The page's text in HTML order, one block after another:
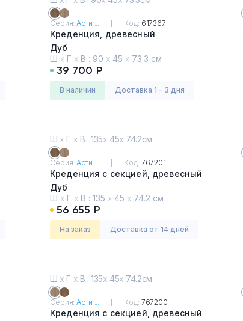
Серия:Асти ... Код: 617367
Креденция, древесный
Дуб
Ш х Г х В : 90 х 45 х 73.3 см
39 700 Р
в наличии Доставка 1 - 3 дня
Ш х Г х В : 135х 45х 74.2см
Серия:Асти ... Код: 767201
Креденция с секцией, древесный
Дуб
Ш х Г х В : 135 х 45 х 74.2 см
56 655 Р
На заказ Доставка от 14 дней
Ш х Г х В : 135х 45х 74.2см
Серия:Асти ... Код: 767200
Креденция с секцией, древесный